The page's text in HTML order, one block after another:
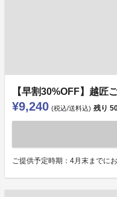
【早割30%OFF】越匠
¥9,240 (税込/送料込) 残り
ご提供予定時期：4月末までに